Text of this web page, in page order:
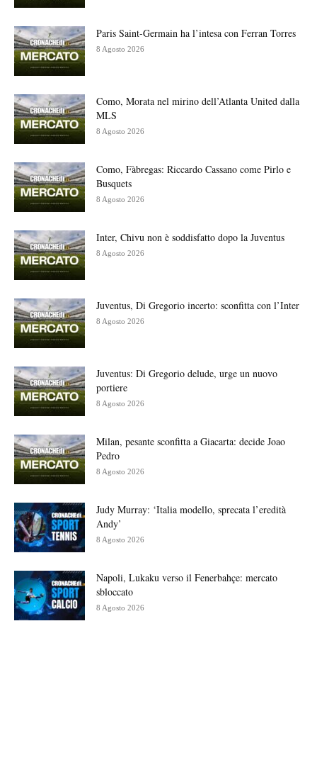
Paris Saint-Germain ha l’intesa con Ferran Torres
8 Agosto 2026
Como, Morata nel mirino dell’Atlanta United dalla
MLS
8 Agosto 2026
Como, Fàbregas: Riccardo Cassano come Pirlo e
Busquets
8 Agosto 2026
Inter, Chivu non è soddisfatto dopo la Juventus
8 Agosto 2026
Juventus, Di Gregorio incerto: sconfitta con l’Inter
8 Agosto 2026
Juventus: Di Gregorio delude, urge un nuovo
portiere
8 Agosto 2026
Milan, pesante sconfitta a Giacarta: decide Joao
Pedro
8 Agosto 2026
Judy Murray: ‘Italia modello, sprecata l’eredità
Andy’
8 Agosto 2026
Napoli, Lukaku verso il Fenerbahçe: mercato
sbloccato
8 Agosto 2026